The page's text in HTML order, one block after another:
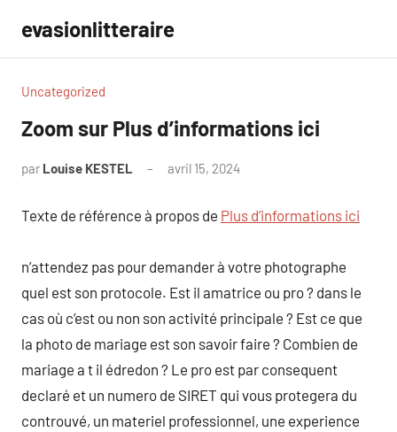
contenu
evasionlitteraire
Uncategorized
Zoom sur Plus d’informations ici
par Louise KESTEL avril 15, 2024
Texte de référence à propos de Plus d’informations ici
n’attendez pas pour demander à votre photographe
quel est son protocole. Est il amatrice ou pro ? dans le
cas où c’est ou non son activité principale ? Est ce que
la photo de mariage est son savoir faire ? Combien de
mariage a t il édredon ? Le pro est par consequent
declaré et un numero de SIRET qui vous protegera du
controuvé, un materiel professionnel, une experience